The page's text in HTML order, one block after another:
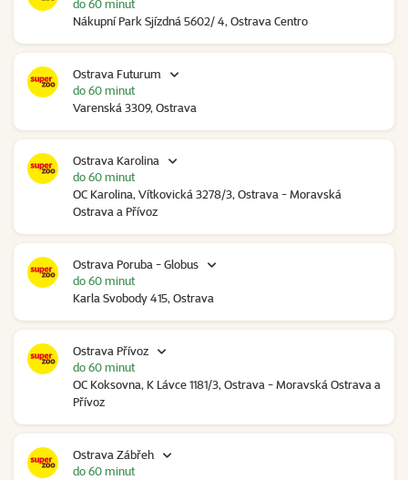
Nákupní Park Sjízdná 5602/ 4, Ostrava Centro
do 60 minut
Ostrava Futurum
Varenská 3309, Ostrava
do 60 minut
Ostrava Karolina
OC Karolina, Vítkovická 3278/3, Ostrava - Moravská
Ostrava a Přívoz
do 60 minut
Ostrava Poruba - Globus
Karla Svobody 415, Ostrava
do 60 minut
Ostrava Přívoz
OC Koksovna, K Lávce 1181/3, Ostrava - Moravská Ostrava a
Přívoz
do 60 minut
Ostrava Zábřeh
do 60 minut